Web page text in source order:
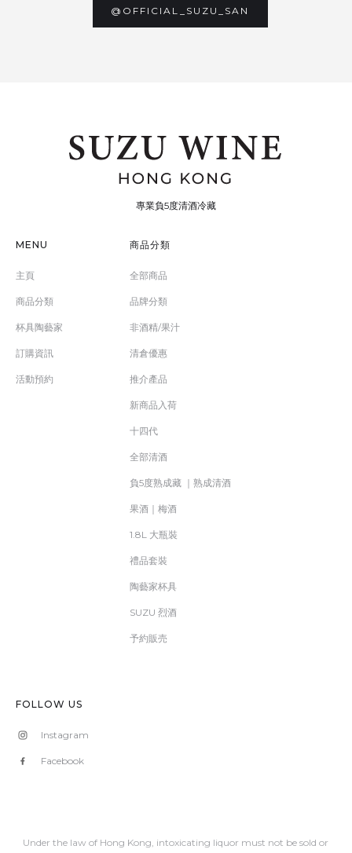
@OFFICIAL_SUZU_SAN
專業負5度清酒冷藏
MENU
主頁
商品分類
杯具陶藝家
訂購資訊
活動預約
商品分類
全部商品
品牌分類
非酒精/果汁
清倉優惠
推介產品
新商品入荷
十四代
全部清酒
負5度熟成藏 ｜熟成清酒
果酒｜梅酒
1.8L 大瓶裝
禮品套裝
陶藝家杯具
SUZU 烈酒
予約販売
FOLLOW US
Instagram
Facebook
Under the law of Hong Kong, intoxicating liquor must not be sold or